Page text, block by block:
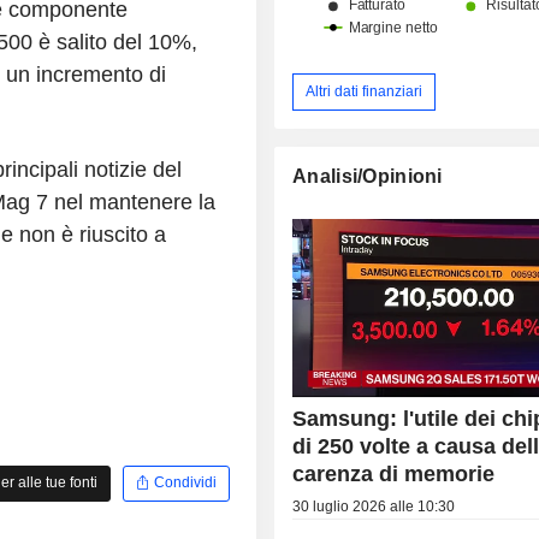
componente
è salito del 10%,
incremento di
notizie del
7 nel mantenere la
non è riuscito a
alle tue fonti Condividi
Altri dati finanziari
Analisi/Opinioni
Samsung: l'utile dei
di 250 volte a causa
carenza di memorie
30 luglio 2026 alle 10:30